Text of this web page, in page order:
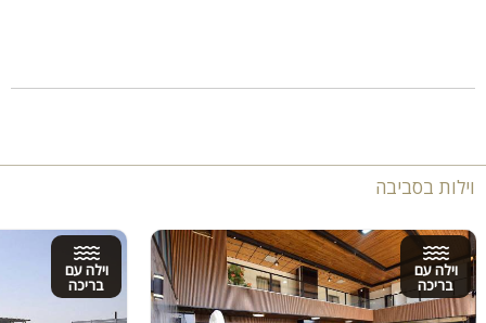
וילות בסביבה
וילה עם
בריכה
וילה עם
בריכה